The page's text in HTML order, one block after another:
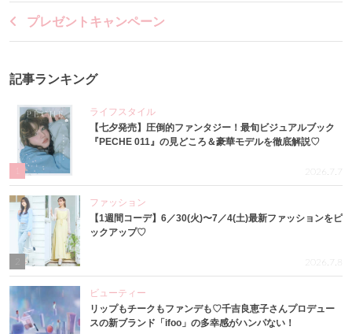
プレゼントキャンペーン
記事ランキング
ライフスタイル
【七夕発売】圧倒的ファンタジー！最旬ビジュアルブック
『PECHE 011』の見どころ＆豪華モデルを徹底解説♡
2026.7.7
ファッション
【1週間コーデ】6／30(火)〜7／4(土)最新ファッションをピ
ックアップ♡
2026.7.8
ビューティー
リップもチークもファンデも♡千吉良恵子さんプロデュー
スの新ブランド「ifoo」の多幸感がハンパない！